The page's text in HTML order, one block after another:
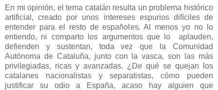
En mi opinión, el tema catalán resulta un problema histórico
artificial, creado por unos intereses espurios difíciles de
entender para el resto de españoles. Al menos yo no lo
entiendo, ni comparto los argumentos que lo aplauden,
defienden y sustentan, toda vez que la Comunidad
Autónoma de Cataluña, junto con la vasca, son las más
privilegiadas, ricas y avanzadas. ¿De qué se quejan los
catalanes nacionalistas y separatistas, cómo pueden
justificar su odio a España, acaso hay alguien que